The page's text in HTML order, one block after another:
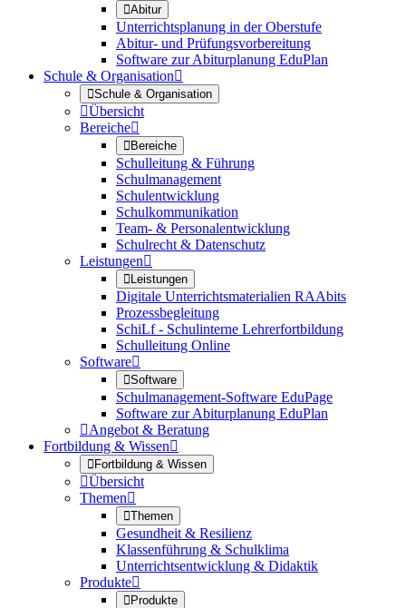
Abitur
Unterrichtsplanung in der Oberstufe
Abitur- und Prüfungsvorbereitung
Software zur Abiturplanung EduPlan
Schule & Organisation
Schule & Organisation
Übersicht
Bereiche
Bereiche
Schulleitung & Führung
Schulmanagement
Schulentwicklung
Schulkommunikation
Team- & Personalentwicklung
Schulrecht & Datenschutz
Leistungen
Leistungen
Digitale Unterrichtsmaterialien RAAbits
Prozessbegleitung
SchiLf - Schulinterne Lehrerfortbildung
Schulleitung Online
Software
Software
Schulmanagement-Software EduPage
Software zur Abiturplanung EduPlan
Angebot & Beratung
Fortbildung & Wissen
Fortbildung & Wissen
Übersicht
Themen
Themen
Gesundheit & Resilienz
Klassenführung & Schulklima
Unterrichtsentwicklung & Didaktik
Produkte
Produkte